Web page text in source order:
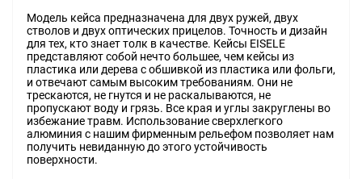
Модель кейса предназначена для двух ружей, двух
стволов и двух оптических прицелов. Точность и дизайн
для тех, кто знает толк в качестве. Кейсы EISELE
представляют собой нечто большее, чем кейсы из
пластика или дерева с обшивкой из пластика или фольги,
и отвечают самым высоким требованиям. Они не
трескаются, не гнутся и не раскалываются, не
пропускают воду и грязь. Все края и углы закруглены во
избежание травм. Использование сверхлегкого
алюминия с нашим фирменным рельефом позволяет нам
получить невиданную до этого устойчивость
поверхности.